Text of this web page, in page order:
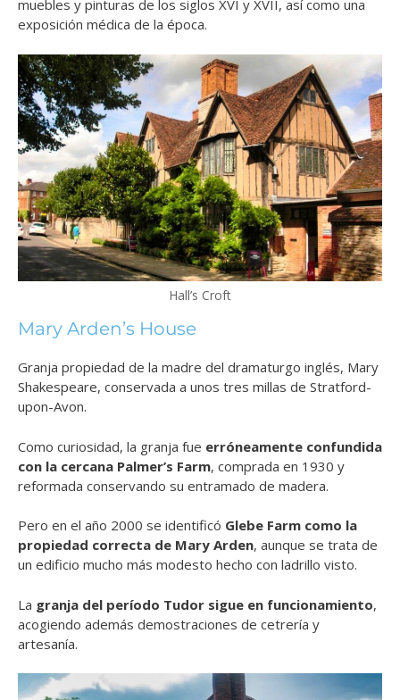
muebles y pinturas de los siglos XVI y XVII, así como una
exposición médica de la época.
Hall’s Croft
Mary Arden’s House
Granja propiedad de la madre del dramaturgo inglés, Mary
Shakespeare, conservada a unos tres millas de Stratford-
upon-Avon.
Como curiosidad, la granja fue erróneamente confundida
con la cercana Palmer’s Farm, comprada en 1930 y
reformada conservando su entramado de madera.
Pero en el año 2000 se identificó Glebe Farm como la
propiedad correcta de Mary Arden, aunque se trata de
un edificio mucho más modesto hecho con ladrillo visto.
La granja del período Tudor sigue en funcionamiento,
acogiendo además demostraciones de cetrería y
artesanía.